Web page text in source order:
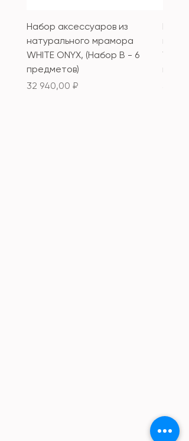
Набор аксессуаров из
натурального мрамора
WHITE ONYX, (Набор B - 6
предметов)
Цена
32 940,00 ₽